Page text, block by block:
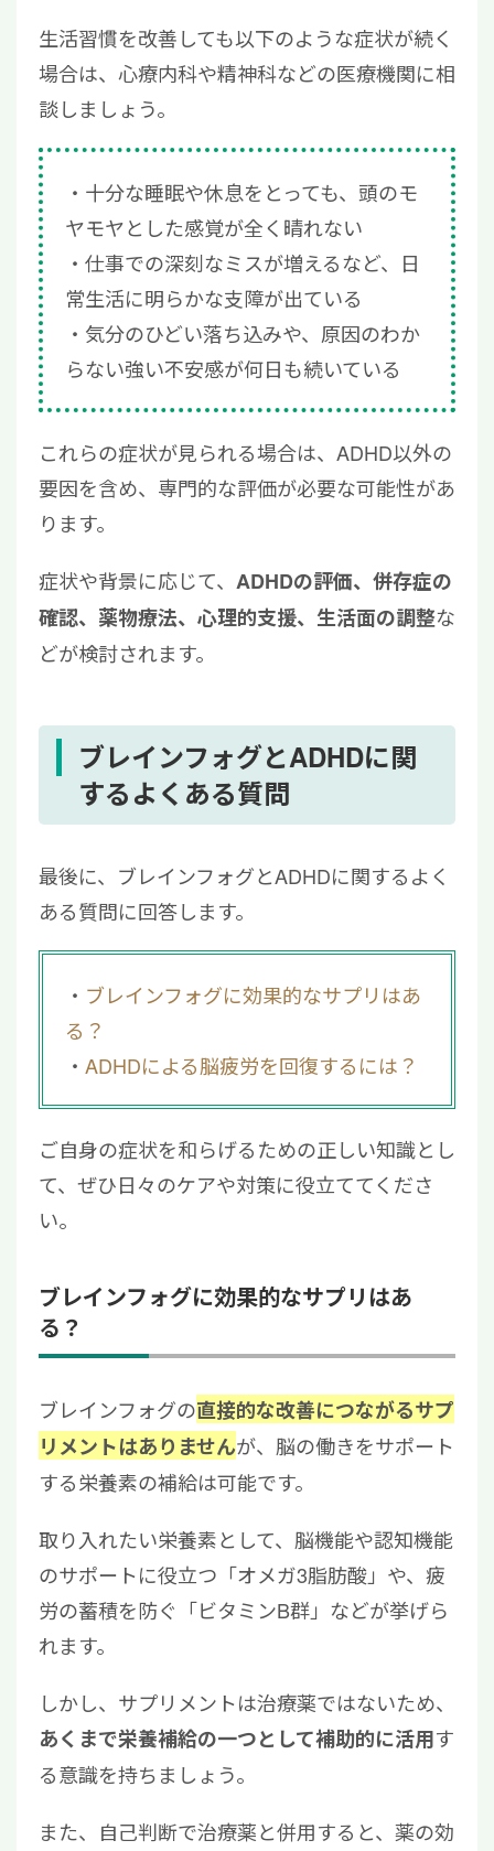
生活習慣を改善しても以下のような症状が続く
場合は、心療内科や精神科などの医療機関に相
談しましょう。
十分な睡眠や休息をとっても、頭のモ
ヤモヤとした感覚が全く晴れない
仕事での深刻なミスが増えるなど、日
常生活に明らかな支障が出ている
気分のひどい落ち込みや、原因のわか
らない強い不安感が何日も続いている
これらの症状が見られる場合は、ADHD以外の
要因を含め、専門的な評価が必要な可能性があ
ります。
症状や背景に応じて、 ADHDの評価、併存症の
確認、薬物療法、心理的支援、生活面の調整な
どが検討されます。
ブレインフォグとADHDに関
するよくある質問
最後に、ブレインフォグとADHDに関するよく
ある質問に回答します。
ブレインフォグに効果的なサプリはあ
る？
ADHDによる脳疲労を回復するには？
ご自身の症状を和らげるための正しい知識とし
て、ぜひ日々のケアや対策に役立ててくださ
い。
ブレインフォグに効果的なサプリはあ
る？
ブレインフォグの直接的な改善につながるサプ
リメントはありませんが、脳の働きをサポート
する栄養素の補給は可能です。
取り入れたい栄養素として、脳機能や認知機能
のサポートに役立つ「オメガ3脂肪酸」や、疲
労の蓄積を防ぐ「ビタミンB群」などが挙げら
れます。
しかし、サプリメントは治療薬ではないため、
あくまで栄養補給の一つとして補助的に活用す
る意識を持ちましょう。
また、自己判断で治療薬と併用すると、薬の効